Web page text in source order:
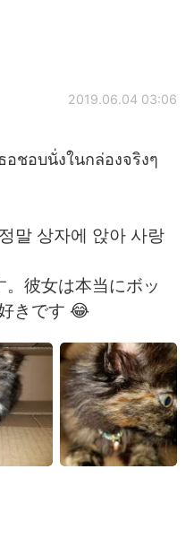
2019.06.04 03:06
ชอบนั่งในกล่องจริงๆ
말 상자에 앉아 사랑
彼女は本当にボッ
きです 😂